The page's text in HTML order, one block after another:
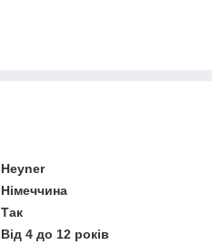
Heyner
Німеччина
Так
Від 4 до 12 років